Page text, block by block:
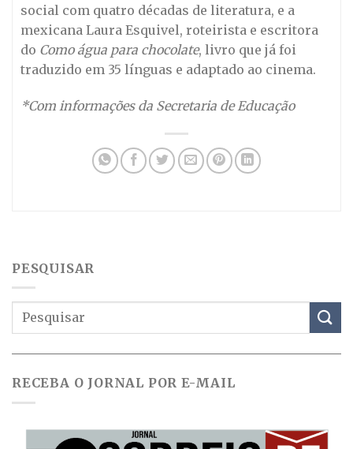
social com quatro décadas de literatura, e a
mexicana Laura Esquivel, roteirista e escritora
do Como água para chocolate, livro que já foi
traduzido em 35 línguas e adaptado ao cinema.
*Com informações da Secretaria de Educação
PESQUISAR
RECEBA O JORNAL POR E-MAIL